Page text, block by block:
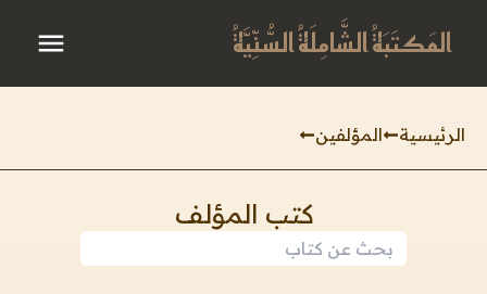
المَكتَبَةُ الشَّامِلَةُ السُّنِّيَّةُ
الرئيسية المؤلفين
كتب المؤلف